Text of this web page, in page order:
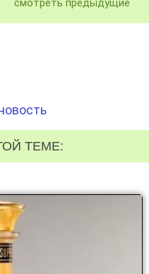
смотреть предыдущие
ТЕМЕ: